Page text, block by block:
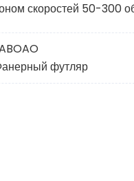
скоростей 50-300
футляр